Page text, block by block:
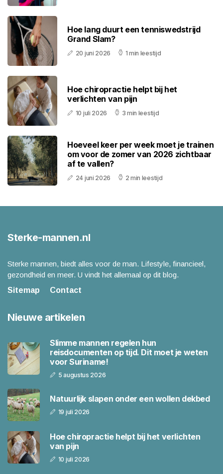
Hoe lang duurt een tenniswedstrijd
Grand Slam?
20 juni 2026 1 min leestijd
Hoe chiropractie helpt bij het
verlichten van pijn
10 juli 2026 3 min leestijd
Hoeveel keer per week moet je trainen
om voor de zomer van 2026 zichtbaar
af te vallen?
24 juni 2026 2 min leestijd
Sterke-mannen.nl
Sterke mannen, biedt alles voor de man. Lifestyle, financieel,
gezondheid en meer. U vindt het allemaal op dit blog.
Sitemap
Contact
Nieuwe artikelen
Slimme mannen regelen hun
reisdocumenten op tijd. Dit moet je weten
voor Suriname!
5 augustus 2026
Natuurlijk slapen onder een wollen dekbed
19 juli 2026
Hoe chiropractie helpt bij het verlichten
van pijn
10 juli 2026